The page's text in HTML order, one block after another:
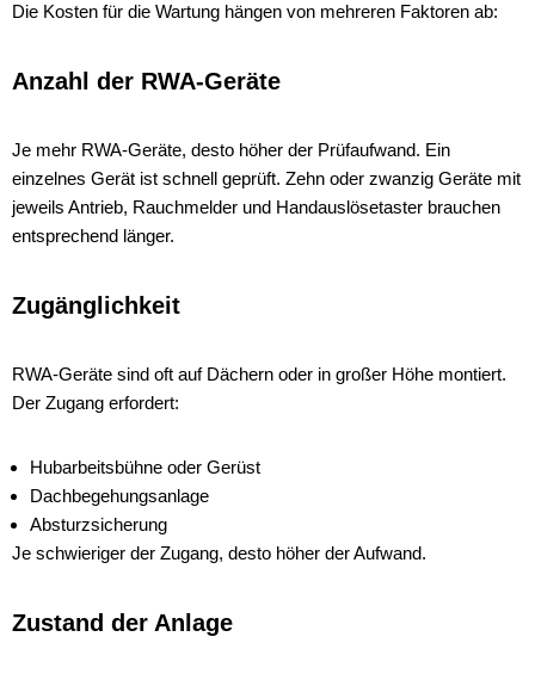
Die Kosten für die Wartung hängen von mehreren Faktoren ab:
Anzahl der RWA-Geräte
Je mehr RWA-Geräte, desto höher der Prüfaufwand. Ein
einzelnes Gerät ist schnell geprüft. Zehn oder zwanzig Geräte mit
jeweils Antrieb, Rauchmelder und Handauslösetaster brauchen
entsprechend länger.
Zugänglichkeit
RWA-Geräte sind oft auf Dächern oder in großer Höhe montiert.
Der Zugang erfordert:
Hubarbeitsbühne oder Gerüst
Dachbegehungsanlage
Absturzsicherung
Je schwieriger der Zugang, desto höher der Aufwand.
Zustand der Anlage